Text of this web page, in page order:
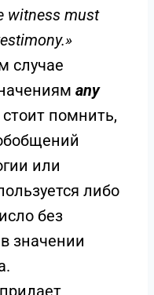
witness must
случае
any
помнить,
или
либо
без
в значении
придает